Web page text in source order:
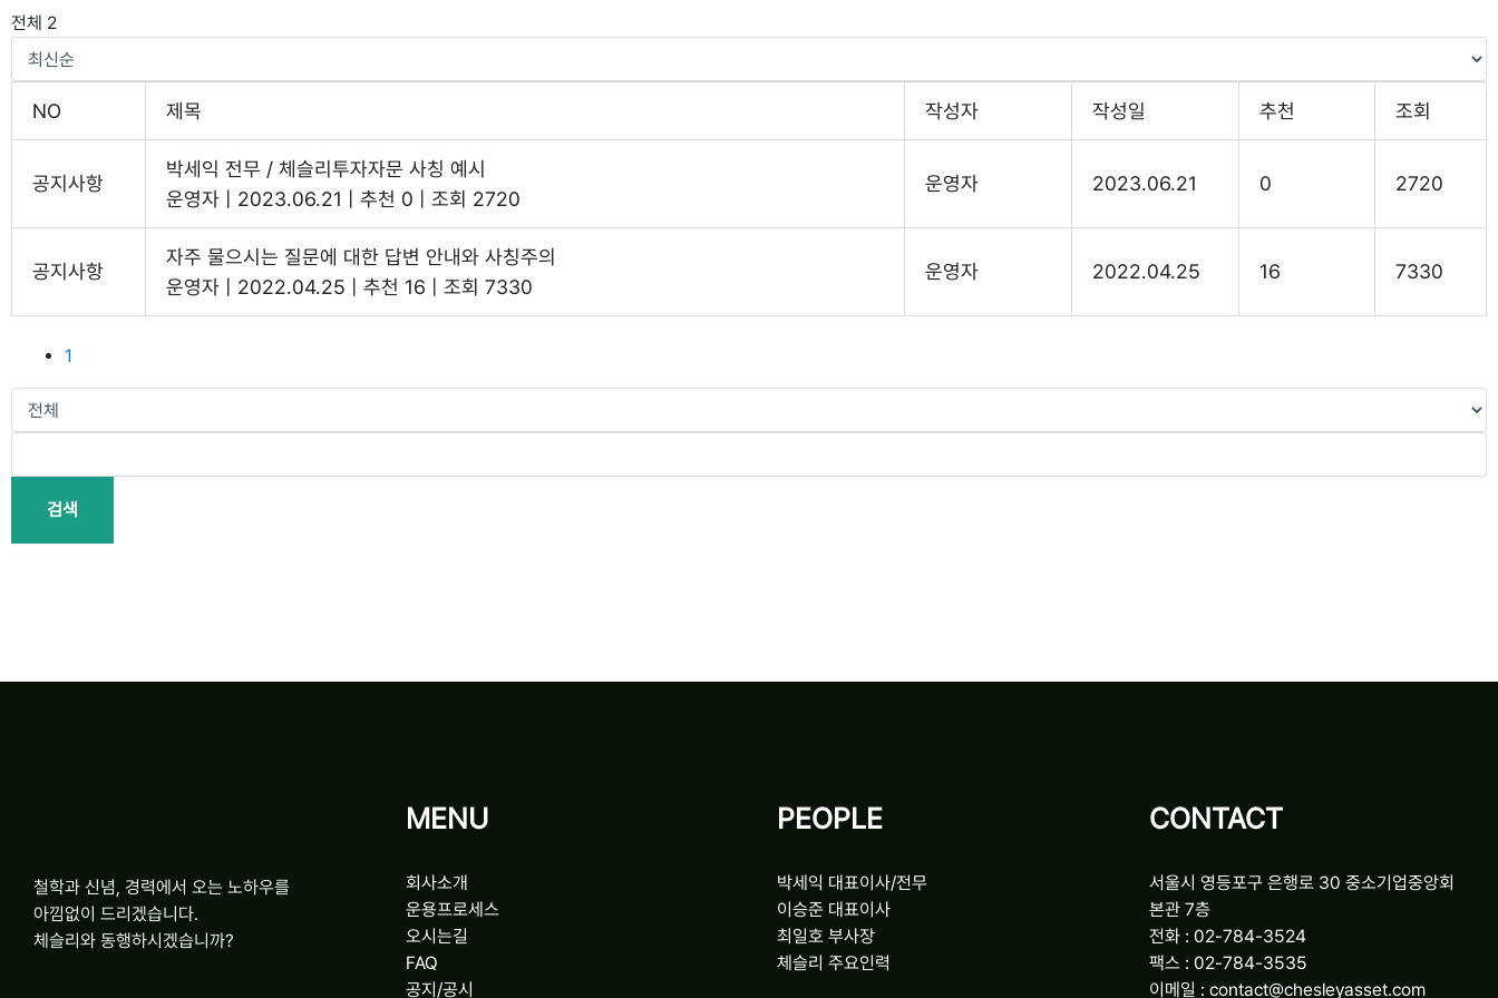
전체 2
NO 제목 작성자 작성일 추천 조회
공지사항
박세익 전무 / 체슬리투자자문 사칭 예시
운영자
2023.06.21 추천 0 조회 2720
운영자 2023.06.21 0 2720
공지사항
자주 물으시는 질문에 대한 답변 안내와 사칭주의
운영자
2022.04.25 추천 16 조회 7330
운영자 2022.04.25 16 7330
1
검색
철학과 신념, 경력에서 오는 노하우를
아낌없이 드리겠습니다.
체슬리와 동행하시겠습니까?
MENU
회사소개
운용프로세스
오시는길
FAQ
공지/공시
PEOPLE
박세익 대표이사/전무
이승준 대표이사
최일호 부사장
체슬리 주요인력
CONTACT
서울시 영등포구 은행로 30 중소기업중앙회
본관 7층
전화 : 02-784-3524
팩스 : 02-784-3535
이메일 : contact@chesleyasset.com